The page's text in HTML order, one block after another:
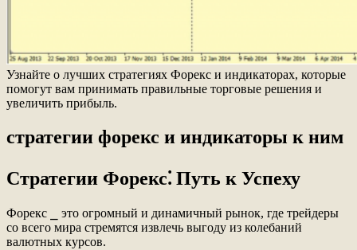
Узнайте о лучших стратегиях Форекс и индикаторах, которые
помогут вам принимать правильные торговые решения и
увеличить прибыль.
стратегии форекс и индикаторы к ним
Стратегии Форекс⁚ Путь к Успеху
Форекс ⎯ это огромный и динамичный рынок, где трейдеры
со всего мира стремятся извлечь выгоду из колебаний
валютных курсов.